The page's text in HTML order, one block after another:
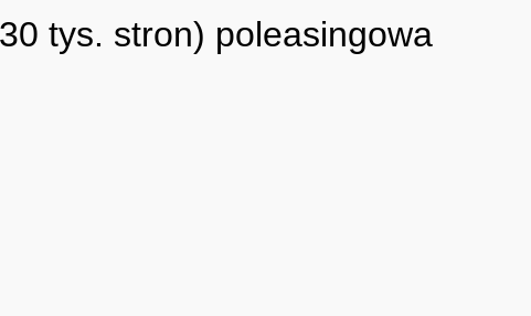
tys. stron) poleasingowa